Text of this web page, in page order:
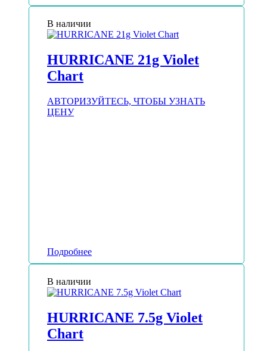
В наличии
HURRICANE 21g Violet
Chart
АВТОРИЗУЙТЕСЬ, ЧТОБЫ УЗНАТЬ
ЦЕНУ
Подробнее
В наличии
HURRICANE 7.5g Violet
Chart